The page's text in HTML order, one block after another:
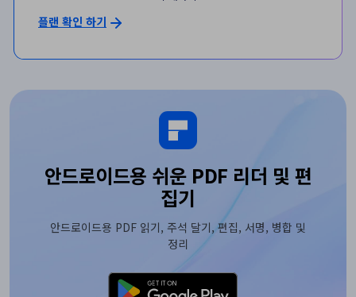
플랜 확인 하기
안드로이드용 쉬운 PDF 리더 및 편
집기
안드로이드용 PDF 읽기, 주석 달기, 편집, 서명, 병합 및
정리